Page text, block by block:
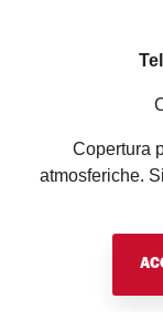
Copertura
atmosferiche.